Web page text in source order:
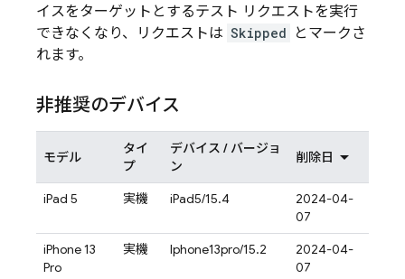
イスをターゲットとするテスト リクエストを実行
できなくなり、リクエストは Skipped
とマークさ
れます。
非推奨のデバイス
モデル
タイ
プ
デバイス / バージョ
ン
削除日
iPad 5 実機 iPad5/15.4
2024-04-
07
iPhone 13
Pro
実機 Iphone13pro/15.2
2024-04-
07